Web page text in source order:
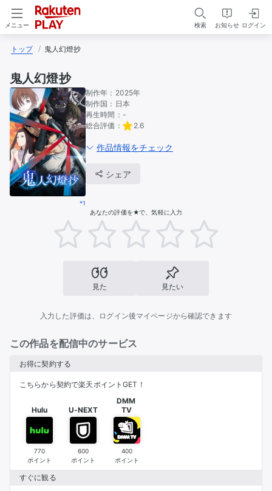
メニュー 検索 お知らせ ログイン
トップ 鬼人幻燈抄
鬼人幻燈抄
*1
制作年： 2025年
制作国： 日本
再生時間： -
総合評価：
2.6
作品情報をチェック
シェア
あなたの評価を★で、気軽に入力
見た 見たい
入力した評価は、ログイン後マイページから確認できます
この作品を配信中のサービス
お得に契約する
こちらから契約で楽天ポイントGET！
Hulu
770
ポイント
U-NEXT
600
ポイント
DMM
TV
400
ポイント
すぐに観る